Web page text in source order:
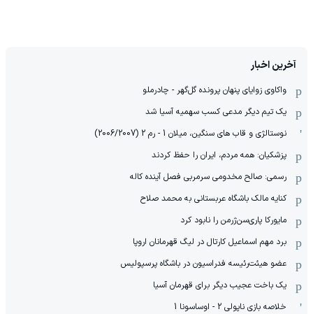
آخرین اخبار
واکاوی زوایای پنهان پرونده گل‌گهر - چادرملو
یک تیم دیگر مدعی کسب سهمیه آسیا شد
نوستالژی و قاب های سنگین، میلان 1 - رم 2 (2006/2007)
پزشکیان: همه مردم، ایران را حفظ کردند
رسمی: صالح مخدومی سرمربی فصل آینده کاله
کنایه مالک باشگاه عربستانی به محمد صلاح
مایورکا پاری‌سن‌ژرمن را نابود کرد
برد مهم اسماعیل کارتال در لیگ قهرمانان اروپا
عضو هیئت‌رئیسه فدراسیون در باشگاه پرسپولیس
یک باخت عجیب دیگر برای قهرمان آسیا
خلاصه بازی ناپولی 2 - اوساسونا 1